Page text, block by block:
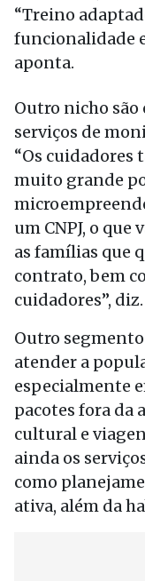
“Treino
funcionalidade
aponta.
Outro nicho são
serviços de
“Os cuidadores
muito grande
um CNPJ, o
as famílias que
contrato, bem
cuidadores”, diz.
Outro
atender a
especialmente
pacotes fora da
cultural e
ainda os
como
ativa, além da